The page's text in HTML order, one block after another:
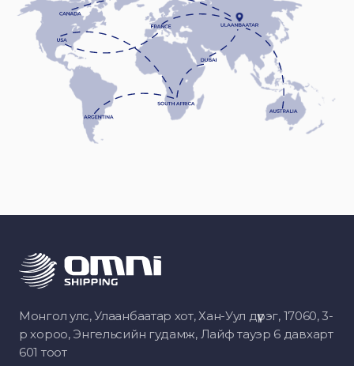
Монгол улс, Улаанбаатар хот, Хан-Уул дүүрэг, 17060, 3-
р хороо, Энгельсийн гудамж, Лайф тауэр 6 давхарт
601 тоот